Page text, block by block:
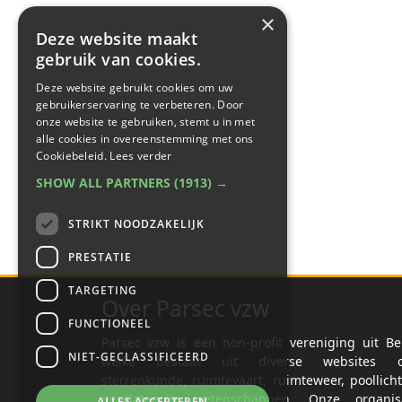
Parsec vzw is een non-profit vereniging uit
welke bestaat uit diverse websites
sterrenkunde, ruimtevaart, ruimteweer,
×
Deze website maakt
gebruik van cookies.
Deze website gebruikt cookies om uw
gebruikerservaring te verbeteren. Door
onze website te gebruiken, stemt u in met
alle cookies in overeenstemming met ons
Cookiebeleid. Lees verder
SHOW ALL PARTNERS (1913) →
STRIKT NOODZAKELIJK
PRESTATIE
TARGETING
FUNCTIONEEL
NIET-GECLASSIFICEERD